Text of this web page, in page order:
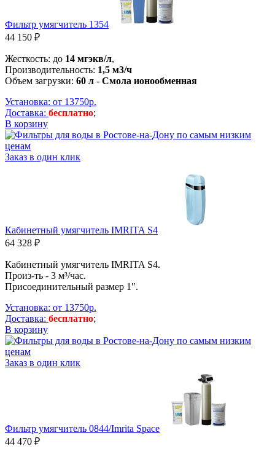
Фильтр умягчитель 1354
44 150 ₽
Жесткость: до 14 мгэкв/л,
Производительность: 1,5 м3/ч
Объем загрузки: 60 л - Смола ионообменная
Установка: от 13750р.
Доставка: бесплатно;
В корзину
Заказ в один клик
Кабинетный умягчитель IMRITA S4
64 328 ₽
Кабинетный умягчитель IMRITA S4.
Произ-ть - 3 м³/час.
Присоединительный размер 1″.
Установка: от 13750р.
Доставка: бесплатно;
В корзину
Заказ в один клик
Фильтр умягчитель 0844/Imrita Space
44 470 ₽